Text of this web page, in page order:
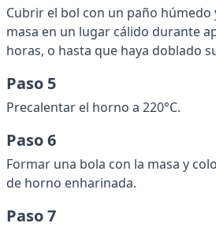
Cubrir el bol con un paño húmedo
masa en un lugar cálido durante
horas, o hasta que haya doblado
Paso 5
Precalentar el horno a 220°C.
Paso 6
Formar una bola con la masa y
de horno enharinada.
Paso 7